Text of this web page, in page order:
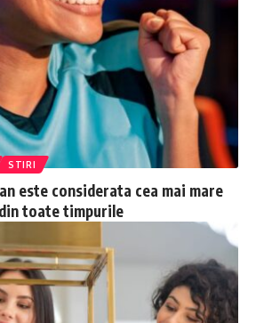
STIRI
este considerata cea mai mare
toate timpurile